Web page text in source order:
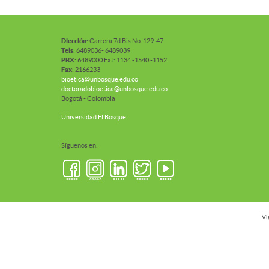
Diección:Carrera 7d Bis No. 129-47
Tels: 6489036- 6489039
PBX:6489000 Ext: 1134 -1540 -1152
Fax: 2166233
bioetica@unbosque.edu.co
doctoradobioetica@unbosque.edu.co
Bogotá - Colombia
Universidad El Bosque
Síguenos en: